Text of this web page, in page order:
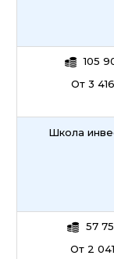
105
От 3
Школа
57
От 2